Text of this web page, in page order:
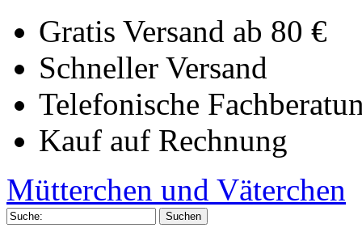
Gratis Versand ab 80 €
Schneller Versand
Telefonische
Kauf auf Rechnung
Mütterchen und Väterchen